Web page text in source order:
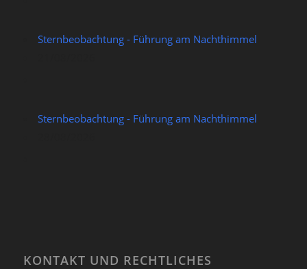
Sternbeobachtung - Führung am Nachthimmel
Sternbeobachtung - Führung am Nachthimmel
KONTAKT UND RECHTLICHES